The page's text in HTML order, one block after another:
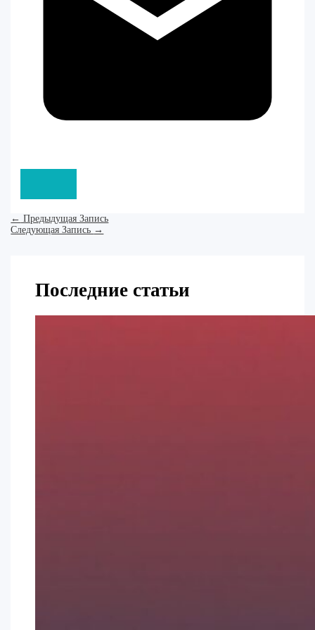
← Предыдущая Запись
Следующая Запись →
Последние статьи